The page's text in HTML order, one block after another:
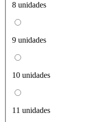
8 unidades
9 unidades
10 unidades
11 unidades